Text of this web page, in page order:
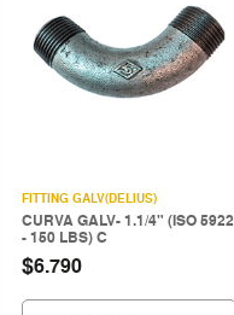
FITTING GALV(DELIUS)
CURVA GALV- 1.1/4" (ISO 5922
- 150 LBS) C
$6.790